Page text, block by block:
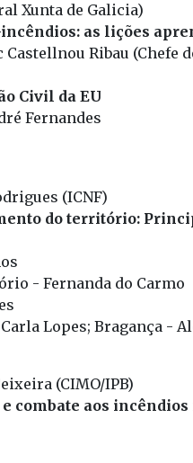
Xunta de Galicia)
as lições
Castellnou Ribau (Chefe
Civil da EU
Fernandes
(ICNF)
do território:
- Fernanda do Carmo
Lopes; Bragança -
(CIMO/IPB)
combate aos incêndios